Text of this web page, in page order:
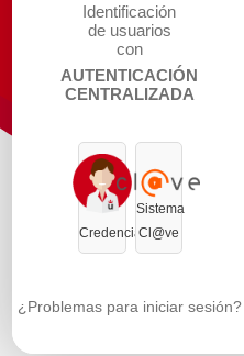
Identificación
de usuarios
con
AUTENTICACIÓN
CENTRALIZADA
Credenciales
Sistema
Cl@ve
¿Problemas para iniciar sesión?